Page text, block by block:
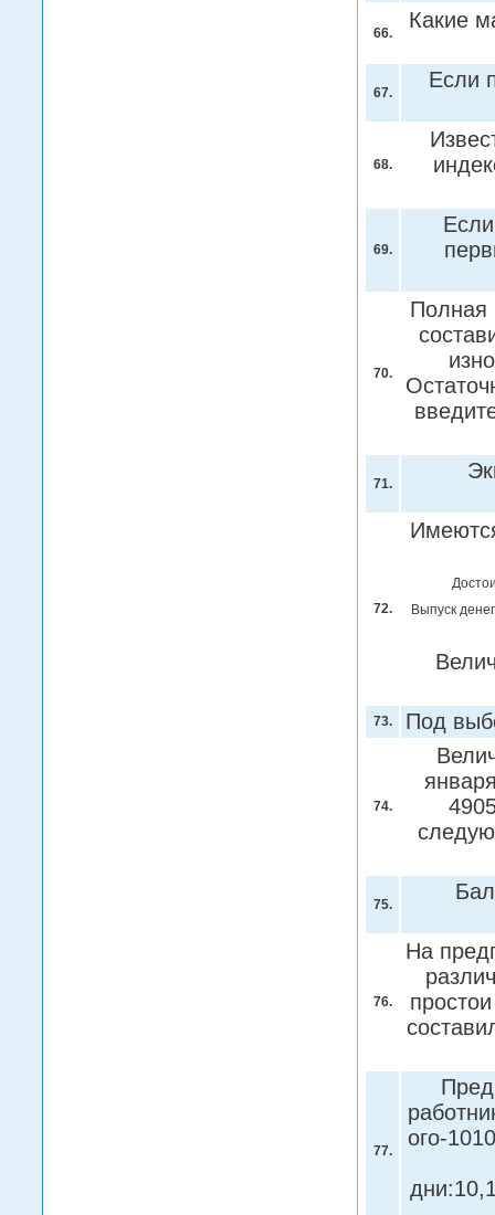
66.
Какие
67.
Если
68.
69.
70.
Полная
71.
72.
Выпуск
73. Под
74.
75.
76.
На
77.
ого-